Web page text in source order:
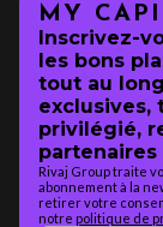
MY
Inscrivez-
les bons
tout au
exclusives,
privilégié,
partenaires
Rivaj Group traite
abonnement à la
retirer votre
notre politique de